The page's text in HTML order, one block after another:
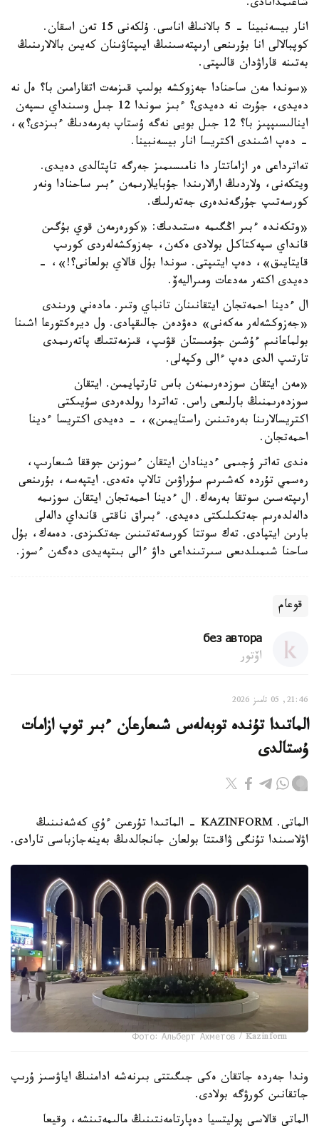
شاعىمدانادى.
انار بيسەنبينا - 5 بالانىڭ اناسى. ۇلكەنى 15 تەن اسقان.
كوپبالالى انا بۇرىنعى ارىپتەسىنىڭ ايىپتاۋىنان كەيىن بالالارىنىڭ
بەتىنە قاراۋدان قالىپتى.
«سوندا مەن ساحنادا جەزوكشە بولىپ قىزمەت اتقارامىن با؟ ەل نە
دەيدى، جۇرت نە دەيدى؟ ءبىز سوندا 12 جىل وسىنداي ىسپەن
اينالىسىپپىز با؟ 12 جىل بويى نەگە ۇستاپ بەرمەدىڭ ءبىزدى؟»،
- دەپ اشىندى اكتريسا انار بيسەنبينا.
تەاترداعى ەر ازاماتتار دا نامىسىمىز جەرگە تاپتالدى دەيدى.
ويتكەنى، ولاردىڭ ارالارىندا جۇبايلارىمەن ءبىر ساحنادا ونەر
كورسەتىپ جۇرگەندەرى جەتەرلىك.
«وتكەندە ءبىر اڭگىمە ەستىدىك: «كورەرمەن قوي بۇگىن
قانداي سپەكتاكل بولادى ەكەن، جەزوكشەلەردى كورىپ
قايتايىق»، دەپ ايتىپتى. سوندا بۇل قالاي بولعانى؟!»، -
دەيدى اكتەر مەدعات ومىراليەۆ.
ال ءدينا احمەتجان ايتقانىنان تانباي وتىر. مادەني ورىندى
«جەزوكشەلەر مەكەنى» دەۋدەن جالىقپادى. ول ديرەكتورعا اشىنا
بولماعانىم ءۇشىن جۇمىستان قۋىپ، قىزمەتتىك پاتەرىمدى
تارتىپ الدى دەپ ءالى وكپەلى.
«مەن ايتقان سوزدەرىمنەن باس تارتپايمىن. ايتقان
سوزدەرىمنىڭ بارلىعى راس. تەاتردا رولدەردى سۇيىكتى
اكتريسالارىنا بەرەتىنىن راستايمىن»، - دەيدى اكتريسا ءدينا
احمەتجان.
ەندى تەاتر ۇجىمى ءدينادان ايتقان ءسوزىن جوققا شىعارىپ،
رەسمي تۇردە كەشىرىم سۇراۋىن تالاپ ەتەدى. ايتپەسە، بۇرىنعى
ارىپتەسىن سوتقا بەرمەك. ال ءدينا احمەتجان ايتقان سوزىمە
دالەلدەرىم جەتكىلىكتى دەيدى. ءبىراق ناقتى قانداي دالەلى
بارىن ايتپادى. تەك سوتتا كورسەتەتىنىن جەتكىزدى. دەمەك، بۇل
ساحنا شىمىلدىعى سىرتىنداعى داۋ ءالى بىتپەيدى دەگەن ءسوز.
قوعام
без автора
اۆتور
21:46, 05 تامىز 2026
الماتىدا تۇندە توبەلەس شىعارعان ءبىر توپ ازامات
ۇستالدى
الماتى. KAZINFORM - الماتىدا تۇرعىن ءۇي كەشەنىنىڭ
اۋلاسىندا تۇنگى ۋاقىتتا بولعان جانجالدىڭ بەينەجازباسى تارادى.
Фото: Альберт Ахметов / Kazinform
وندا جەردە جاتقان ەكى جىگىتتى بىرنەشە ادامنىڭ اياۋسىز ۇرىپ
جاتقانىن كورۋگە بولادى.
الماتى قالاسى پوليتسيا دەپارتامەنتىنىڭ مالىمەتىنشە، وقيعا